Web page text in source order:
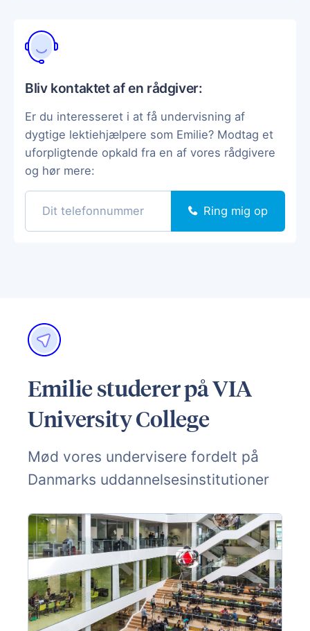
Bliv kontaktet af en rådgiver:
Er du interesseret i at få undervisning af
dygtige lektiehjælpere som Emilie? Modtag et
uforpligtende opkald fra en af vores rådgivere
og hør mere:
Ring mig op
Emilie studerer på VIA
University College
Mød vores undervisere fordelt på
Danmarks uddannelsesinstitutioner